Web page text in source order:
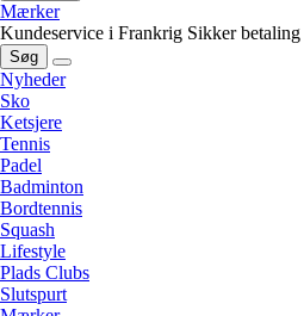
Mærker
Kundeservice i Frankrig Sikker betaling
Søg
Nyheder
Sko
Ketsjere
Tennis
Padel
Badminton
Bordtennis
Squash
Lifestyle
Plads Clubs
Slutspurt